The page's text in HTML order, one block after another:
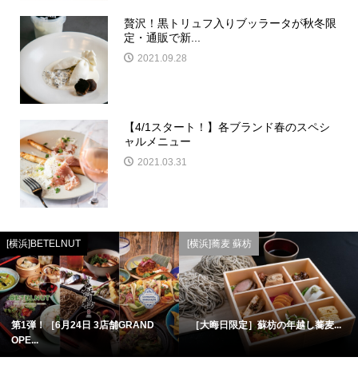
贅沢！黒トリュフ入りブッラータが秋冬限
定・通販で新...
2021.09.28
【4/1スタート！】各ブランド春のスペシ
ャルメニュー
2021.03.31
[横浜]BETELNUT
第1弾！［6月24日 3店舗GRAND
OPE...
[横浜]蕎麦 蘇枋
［大晦日限定］蘇枋の年越し蕎麦...